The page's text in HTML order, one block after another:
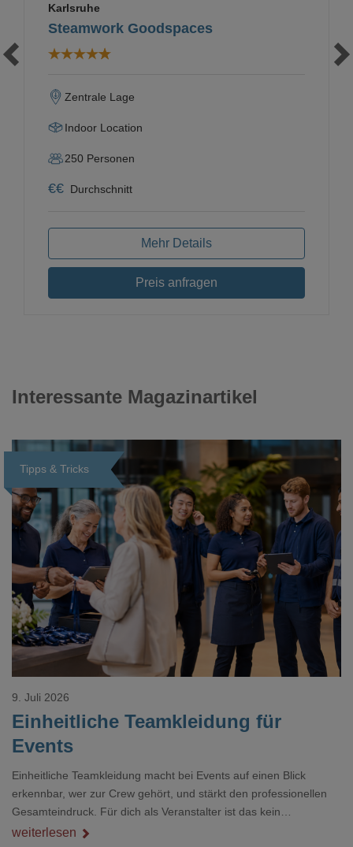
Steamwork Goodspaces
Karlsruhe
Zentrale Lage
Indoor Location
250 Personen
€€ Durchschnitt
Mehr Details
Preis anfragen
Interessante Magazinartikel
Tipps & Tricks
Einheitliche Teamkleidung für
Events
9. Juli 2026
Einheitliche Teamkleidung macht bei Events auf einen Blick
erkennbar, wer zur Crew gehört, und stärkt den professionellen
Gesamteindruck. Für dich als Veranstalter ist das kein
Nebenthema: Bei Textilien mit Stickerei oder mehreren
weiterlesen